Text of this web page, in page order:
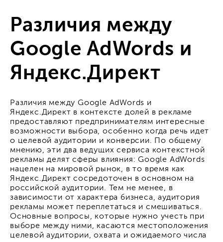
Различия между
Google AdWords и
Яндекс.Директ
Различия между Google AdWords и
Яндекс.Директ в контексте долей в рекламе
предоставляют предпринимателям интересные
возможности выбора, особенно когда речь идет
о целевой аудитории и конверсии. По общему
мнению, эти два ведущих сервиса контекстной
рекламы делят сферы влияния: Google AdWords
нацелен на мировой рынок, в то время как
Яндекс.Директ сосредоточен в основном на
российской аудитории. Тем не менее, в
зависимости от характера бизнеса, аудитория
рекламы может переплетаться и смешиваться.
Основные вопросы, которые нужно учесть при
выборе между ними, касаются местоположения
целевой аудитории, охвата и ожидаемого числа